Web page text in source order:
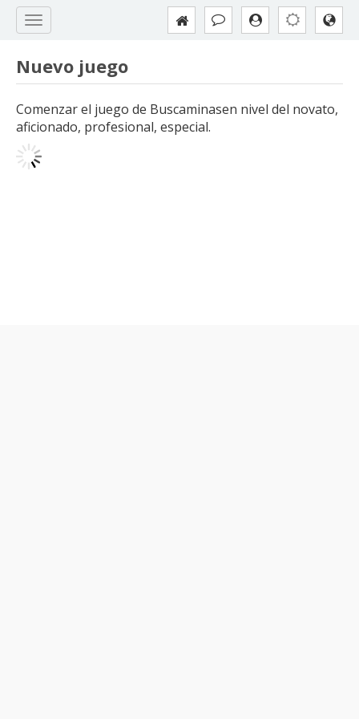
Nuevo juego
Comenzar el juego de Buscaminasen nivel del novato,
aficionado, profesional, especial.